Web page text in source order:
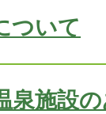
ついて
泉施設